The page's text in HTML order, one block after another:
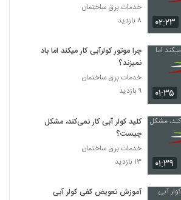
۰۲:۲۳
خدمات برق ساختمان
۸ بازدید
۰۱:۳۵
چرا موتور کولرآبی کار میکند اما باد
نمیزند؟
خدمات برق ساختمان
۹ بازدید
۰۱:۳۹
کلید کولر آبی کار نمی‌کند، مشکل
چیست؟
خدمات برق ساختمان
۱۳ بازدید
آموزش تعویض کفی کولر آبی